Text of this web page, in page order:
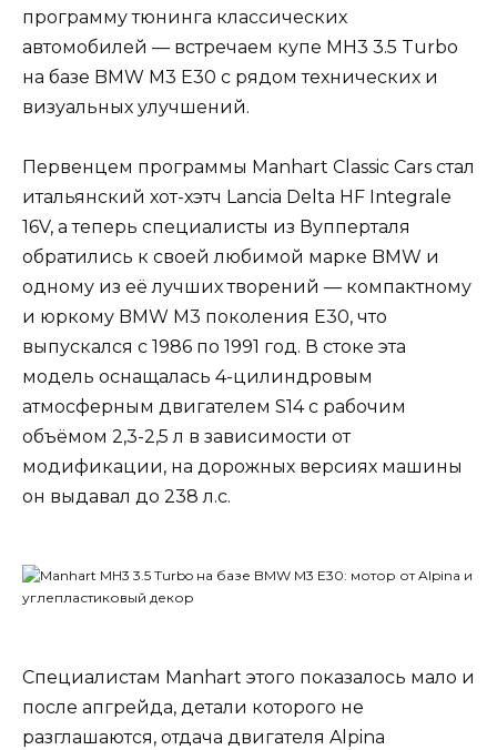
программу тюнинга классических
автомобилей — встречаем купе MH3 3.5 Turbo
на базе BMW M3 E30 с рядом технических и
визуальных улучшений.
Первенцем программы Manhart Classic Cars стал
итальянский хот-хэтч Lancia Delta HF Integrale
16V, а теперь специалисты из Вупперталя
обратились к своей любимой марке BMW и
одному из её лучших творений — компактному
и юркому BMW M3 поколения E30, что
выпускался с 1986 по 1991 год. В стоке эта
модель оснащалась 4-цилиндровым
атмосферным двигателем S14 с рабочим
объёмом 2,3-2,5 л в зависимости от
модификации, на дорожных версиях машины
он выдавал до 238 л.с.
Специалистам Manhart этого показалось мало и
после апгрейда, детали которого не
разглашаются, отдача двигателя Alpina